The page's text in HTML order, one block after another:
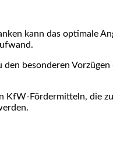
kann das optimale
besonderen
KfW-Fördermitteln, die